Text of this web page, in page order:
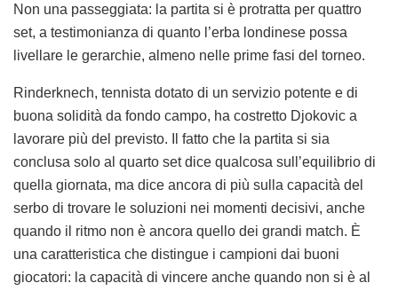
Non una passeggiata: la partita si è protratta per quattro
set, a testimonianza di quanto l’erba londinese possa
livellare le gerarchie, almeno nelle prime fasi del torneo.
Rinderknech, tennista dotato di un servizio potente e di
buona solidità da fondo campo, ha costretto Djokovic a
lavorare più del previsto. Il fatto che la partita si sia
conclusa solo al quarto set dice qualcosa sull’equilibrio di
quella giornata, ma dice ancora di più sulla capacità del
serbo di trovare le soluzioni nei momenti decisivi, anche
quando il ritmo non è ancora quello dei grandi match. È
una caratteristica che distingue i campioni dai buoni
giocatori: la capacità di vincere anche quando non si è al